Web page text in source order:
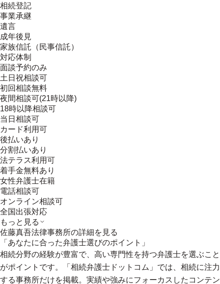
相続登記
事業承継
遺言
成年後見
家族信託（民事信託）
対応体制
面談予約のみ
土日祝相談可
初回相談無料
夜間相談可(21時以降)
18時以降相談可
当日相談可
カード利用可
後払いあり
分割払いあり
法テラス利用可
着手金無料あり
女性弁護士在籍
電話相談可
オンライン相談可
全国出張対応
もっと見る
佐藤真吾法律事務所の詳細を見る
「あなたに合った弁護士選びのポイント」
相続分野の経験が豊富で、高い専門性を持つ弁護士を選ぶこと
がポイントです。「相続弁護士ドットコム」では、相続に注力
する事務所だけを掲載。実績や強みにフォーカスしたコンテン